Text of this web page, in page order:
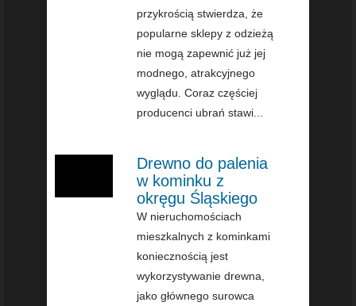
przykrością stwierdza, że
popularne sklepy z odzieżą
nie mogą zapewnić już jej
modnego, atrakcyjnego
wyglądu. Coraz częściej
producenci ubrań stawi...
Drewno do palenia
w kominku z
okręgu Śląskiego
W nieruchomościach
mieszkalnych z kominkami
koniecznością jest
wykorzystywanie drewna,
jako głównego surowca